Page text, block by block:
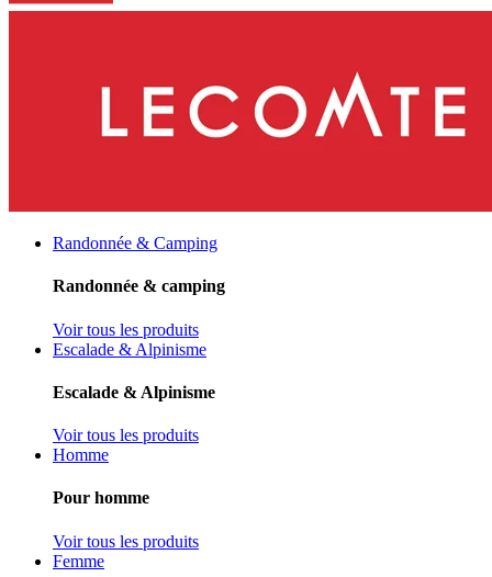
Randonnée & Camping
Randonnée & camping
Voir tous les produits
Escalade & Alpinisme
Escalade & Alpinisme
Voir tous les produits
Homme
Pour homme
Voir tous les produits
Femme